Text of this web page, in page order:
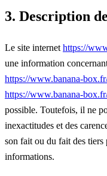
3. Description
Le site internet https://
une information
https://www.banana-
https://www.banana-
possible. Toutefois, il ne
inexactitudes et des
son fait ou du fait des tiers
informations.